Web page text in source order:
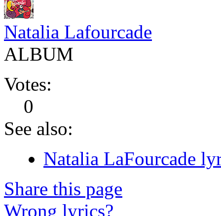
Natalia Lafourcade
ALBUM
Votes:
0
See also:
Natalia LaFourcade
Share this page
Wrong lyrics?